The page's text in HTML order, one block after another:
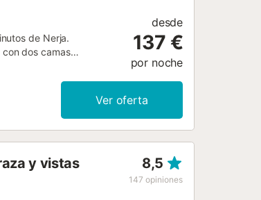
de Nerja.
dos camas
planta y una terraza
naturaleza y excelentes
varía según el
: 80 Televisión tabla
desde
137 €
por noche
Ver oferta
y vistas 8,5
147 opiniones